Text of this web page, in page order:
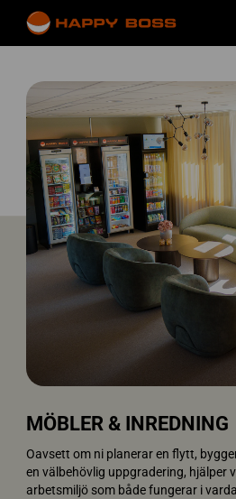
MÖBLER & INREDNING
Oavsett om ni planerar en flytt,
en välbehövlig uppgradering, hjälper
arbetsmiljö som både fungerar i